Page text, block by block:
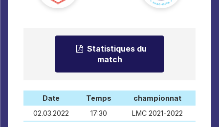
Statistiques du
match
Date Temps
championnat
02.03.2022
17:30 LMC 2021-2022